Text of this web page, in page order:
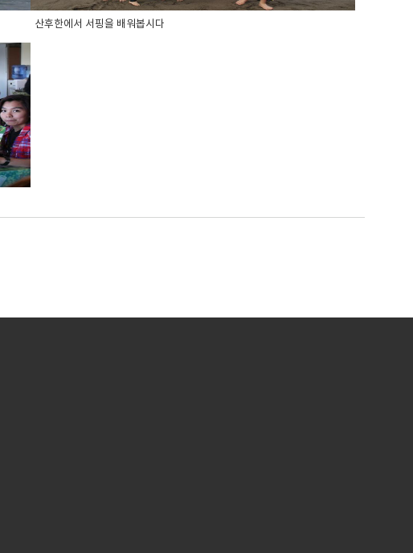
산후한에서 서핑을 배워봅시다